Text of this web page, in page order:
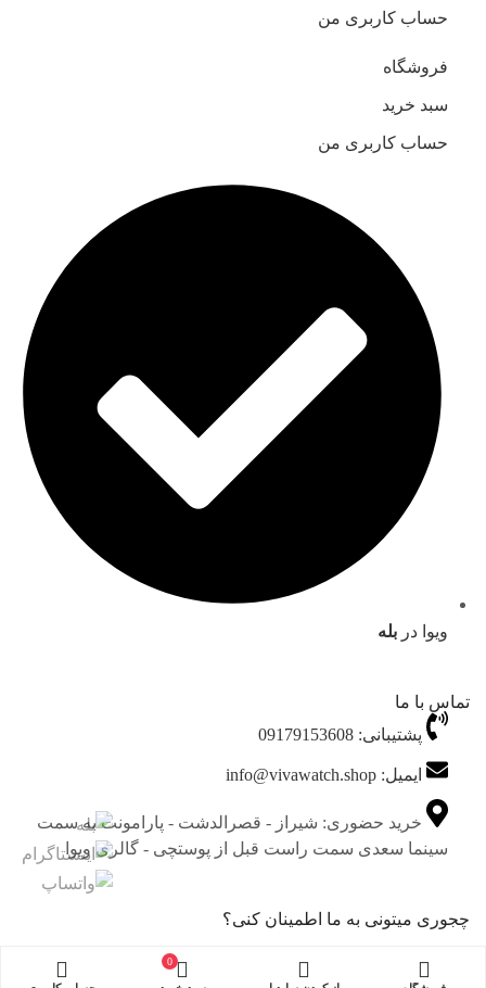
حساب کاربری من
فروشگاه
سبد خرید
حساب کاربری من
ویوا در بله
تماس با ما
پشتیبانی: 09179153608
ایمیل: info@vivawatch.shop
خرید حضوری: شیراز - قصرالدشت - پارامونت به سمت
سینما سعدی سمت راست قبل از پوستچی - گالری ویوا
چجوری میتونی به ما اطمینان کنی؟
0